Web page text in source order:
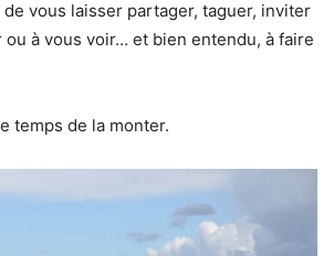
vous laisser partager, taguer, inviter
ou à vous voir… et bien entendu, à faire
temps de la monter.